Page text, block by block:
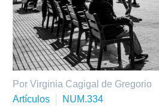
Por Virginia Cagigal de Gregorio
Artículos
NUM.334